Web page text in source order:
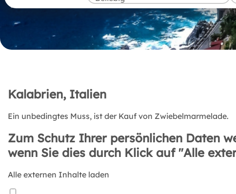
Kalabrien, Italien
Ein unbedingtes Muss, ist der Kauf von Zwiebelmarmelade.
Zum Schutz Ihrer persönlichen Daten
wenn Sie dies durch Klick auf "Alle
Alle externen Inhalte laden